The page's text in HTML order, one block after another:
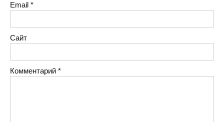
Email *
Сайт
Комментарий *